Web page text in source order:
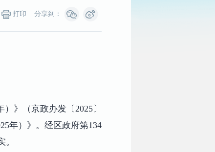
打印 分享到：
》（京政办发〔2025〕
年）》。经区政府第134